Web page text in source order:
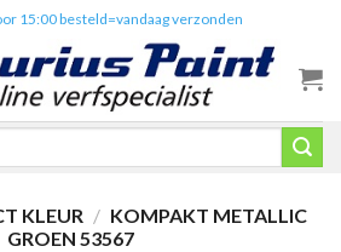
15:00 besteld=vandaag verzonden
KLEUR / KOMPAKT METALLIC
GROEN 53567